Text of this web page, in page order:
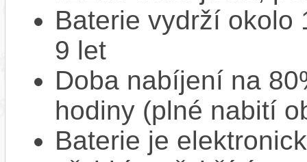
Baterie vydrží okolo
9 let
Doba nabíjení na
hodiny (plné nabití
Baterie je